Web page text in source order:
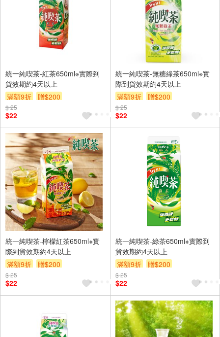
統一純喫茶-紅茶650ml※實際到
貨效期約4天以上
滿額9折
贈$200
$ 25
$22
統一純喫茶-無糖綠茶650ml※實
際到貨效期約4天以上
滿額9折
贈$200
$ 25
$22
統一純喫茶-檸檬紅茶650ml※實
際到貨效期約4天以上
滿額9折
贈$200
$ 25
$22
統一純喫茶-綠茶650ml※實際到
貨效期約4天以上
滿額9折
贈$200
$ 25
$22